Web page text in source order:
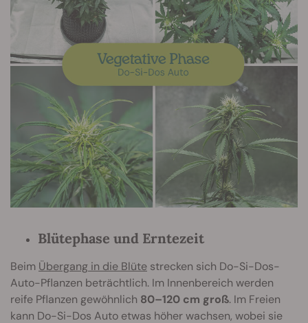
Blütephase und Erntezeit
Beim Übergang in die Blüte strecken sich Do-Si-Dos-
Auto-Pflanzen beträchtlich. Im Innenbereich werden
reife Pflanzen gewöhnlich 80–120 cm groß. Im Freien
kann Do-Si-Dos Auto etwas höher wachsen, wobei sie